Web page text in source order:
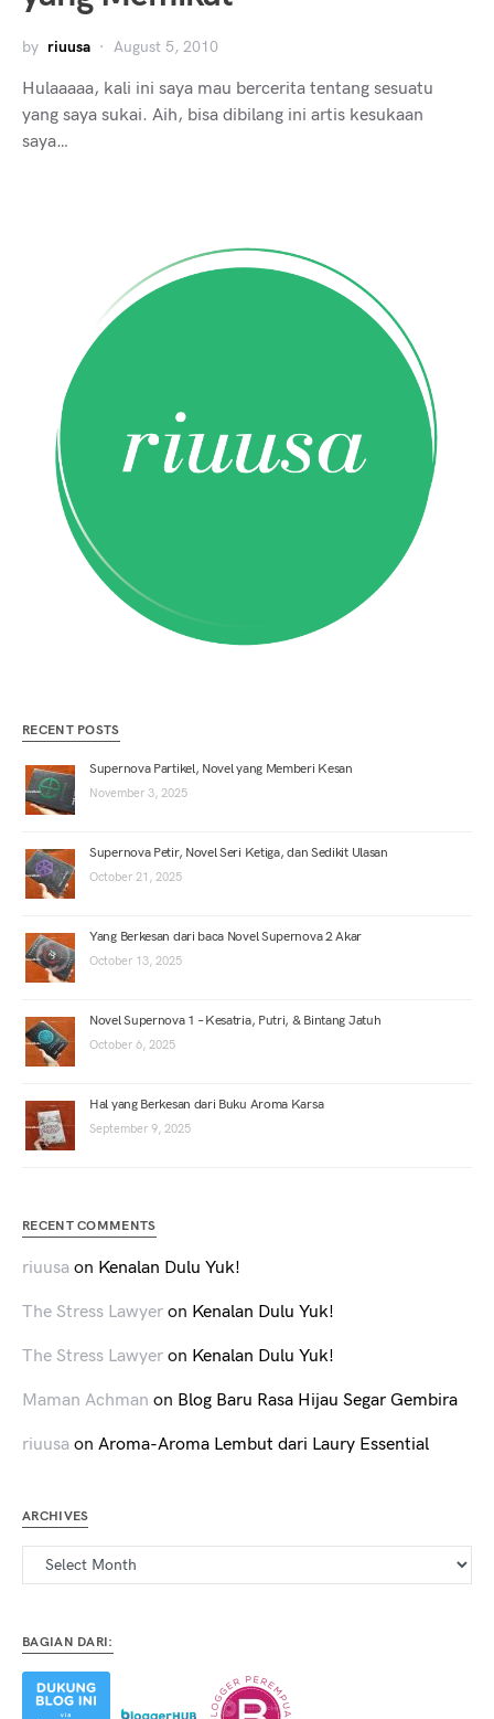
by riuusa August 5, 2010
Hulaaaaa, kali ini saya mau bercerita tentang sesuatu
yang saya sukai. Aih, bisa dibilang ini artis kesukaan
saya…
RECENT POSTS
Supernova Partikel, Novel yang Memberi Kesan
November 3, 2025
Supernova Petir, Novel Seri Ketiga, dan Sedikit Ulasan
October 21, 2025
Yang Berkesan dari baca Novel Supernova 2 Akar
October 13, 2025
Novel Supernova 1 – Kesatria, Putri, & Bintang Jatuh
October 6, 2025
Hal yang Berkesan dari Buku Aroma Karsa
September 9, 2025
RECENT COMMENTS
riuusa on Kenalan Dulu Yuk!
The Stress Lawyer on Kenalan Dulu Yuk!
The Stress Lawyer on Kenalan Dulu Yuk!
Maman Achman on Blog Baru Rasa Hijau Segar Gembira
riuusa on Aroma-Aroma Lembut dari Laury Essential
ARCHIVES
Archives
BAGIAN DARI: